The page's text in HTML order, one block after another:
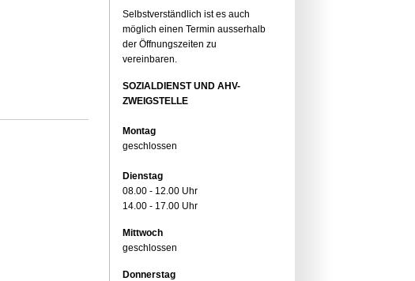
Selbstverständlich ist es auch
möglich einen Termin ausserhalb
der Öffnungszeiten zu
vereinbaren.
SOZIALDIENST UND AHV-
ZWEIGSTELLE
Montag
geschlossen
Dienstag
08.00 - 12.00 Uhr
14.00 - 17.00 Uhr
Mittwoch
geschlossen
Donnerstag